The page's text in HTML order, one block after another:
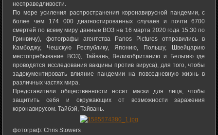
несправедливости.
По мере усиления распространения коронавирусной пандемии, с
более чем 174 000 диагностированных случаев и почти 6700
смертей по всему миру данные ВОЗ на 16 марта 2020 года 15:30 по
Гринвичу), фотографы агентства Panos Pictures отправились в
Камбоджу, Чешскую Республику, Японию, Польшу, Швейцарию
местопребывание ВОЗ), Тайвань, Великобританию и Бельгию где
проводятся исследования вакцины против вируса), для того, чтобы
задокументировать влияние пандемии на повседневную жизнь в
различных частях мира.
Представители общественности носят маски для лица, чтобы
защитить себя и окружающих от возможности заражения
коронавирусом. Тайбэй, Тайвань.
фотограф: Chris Stowers